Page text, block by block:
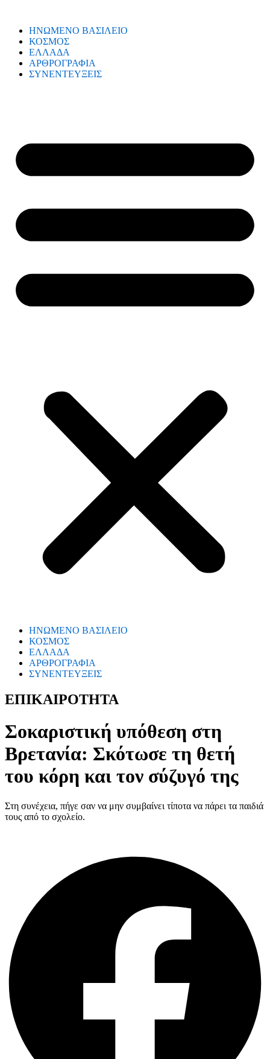
ΗΝΩΜΕΝΟ ΒΑΣΙΛΕΙΟ
ΚΟΣΜΟΣ
ΕΛΛΑΔΑ
ΑΡΘΡΟΓΡΑΦΙΑ
ΣΥΝΕΝΤΕΥΞΕΙΣ
ΗΝΩΜΕΝΟ ΒΑΣΙΛΕΙΟ
ΚΟΣΜΟΣ
ΕΛΛΑΔΑ
ΑΡΘΡΟΓΡΑΦΙΑ
ΣΥΝΕΝΤΕΥΞΕΙΣ
ΕΠΙΚΑΙΡΟΤΗΤΑ
Σοκαριστική υπόθεση στη
Βρετανία: Σκότωσε τη θετή
του κόρη και τον σύζυγό της
Στη συνέχεια, πήγε σαν να μην συμβαίνει τίποτα να πάρει τα παιδιά
τους από το σχολείο.